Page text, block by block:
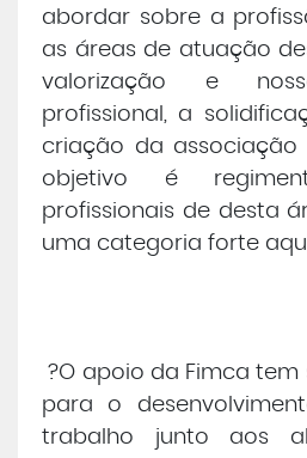
abordar sobre a
as áreas de atuação
valorização e
profissional, a
criação da associação
objetivo é
profissionais de desta
uma categoria forte
?O apoio da Fimca tem
para o
trabalho junto aos